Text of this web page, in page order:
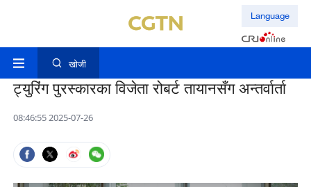
Language
खोजी
ट्युरिंग पुरस्कारका विजेता रोबर्ट तायानसँग अन्तर्वार्ता
08:46:55 2025-07-26